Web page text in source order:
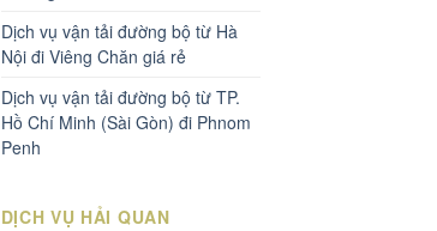
Dịch vụ vận tải đường bộ từ Hà
Nội đi Viêng Chăn giá rẻ
Dịch vụ vận tải đường bộ từ TP.
Hồ Chí Minh (Sài Gòn) đi Phnom
Penh
DỊCH VỤ HẢI QUAN